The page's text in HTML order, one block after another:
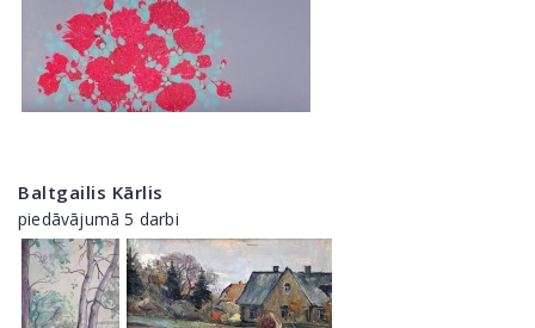
Baltgailis Kārlis
piedāvājumā 5 darbi